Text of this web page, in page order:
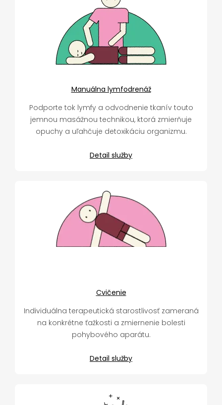
Manuálna lymfodrenáž
Podporte tok lymfy a odvodnenie tkanív touto
jemnou masážnou technikou, ktorá zmierňuje
opuchy a uľahčuje detoxikáciu organizmu.
Detail služby
Cvičenie
Individuálna terapeutická starostlivosť zameraná
na konkrétne ťažkosti a zmiernenie bolesti
pohybového aparátu.
Detail služby